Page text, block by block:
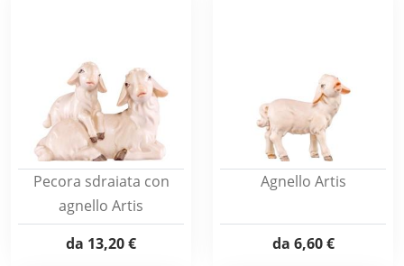
Pecora sdraiata con
agnello Artis
da 13,20 €
Agnello Artis
da 6,60 €